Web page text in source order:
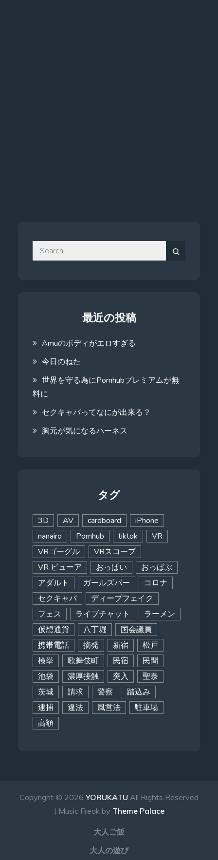
Search
for:
最近の投稿
Amuのボディがエロすぎる
今日のねた
世界を守る為にPornhubプレミアムが無
料に
セクキャバってなにが出来る？
胸元が気になるハーネス
タグ
3D AV cardboard
iPhone
nanairo
Pornhub tiktok
VR
VRゴーグル
VRスコープ
VR ビューア
おっぱい
おっぱぶ
アダルト
ガールズバー
コロナ
セクキャバ
ディープフェイク
フェス
ライブチャット
ラーメン
仮想通貨
八丁堀
国会議員
携帯電話
摘発 新宿
松戸
検挙
歌舞伎町 民宿
民間
池袋
濃厚接触 突入
聖奈
茨城
請求 警察
踏込み
逮捕
違法 風営法
駐車場
高額
Copyright © 2026YORUKATU All Rights Reserved
| Music Freak by Theme Palace
大人ご飯
大人の遊び